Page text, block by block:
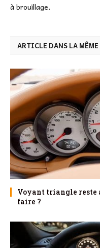
à brouillage.
ARTICLE DANS LA
Voyant triangle reste
faire ?